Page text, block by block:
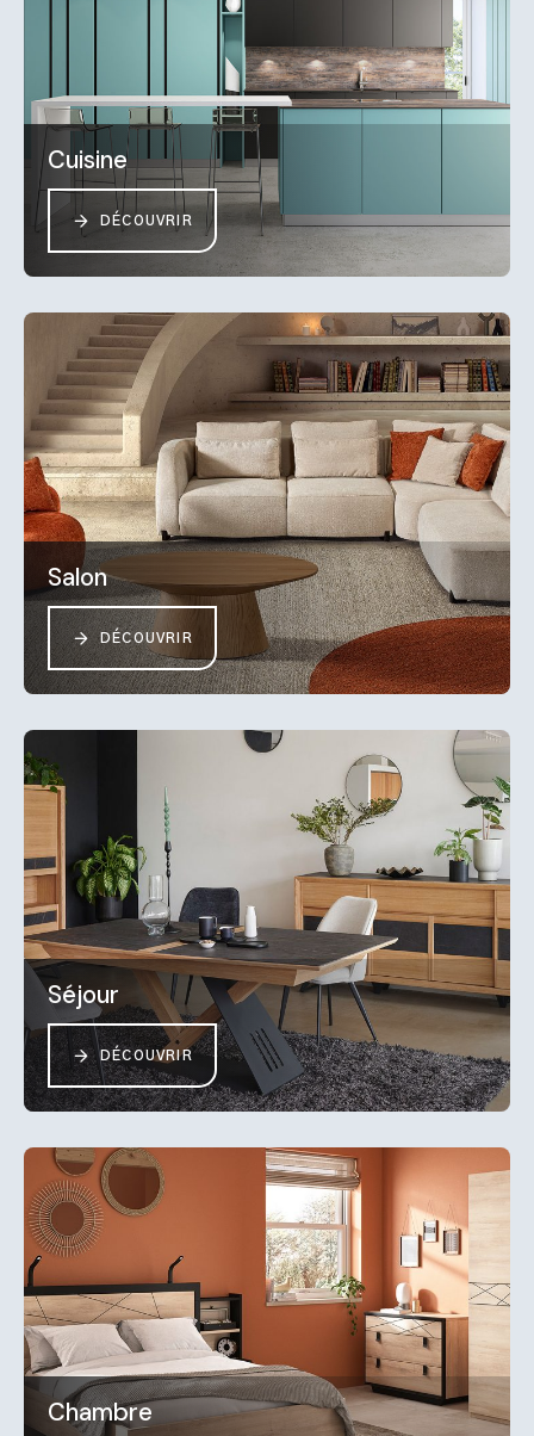
Cuisine
DÉCOUVRIR
Salon
DÉCOUVRIR
Séjour
DÉCOUVRIR
Chambre